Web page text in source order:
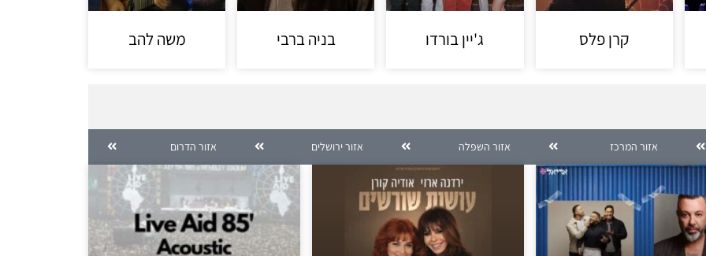
קרן פלס ג'יין בורדו בניה ברבי משה להב
אזור המרכז אזור השפלה אזור ירושלים אזור הדרום